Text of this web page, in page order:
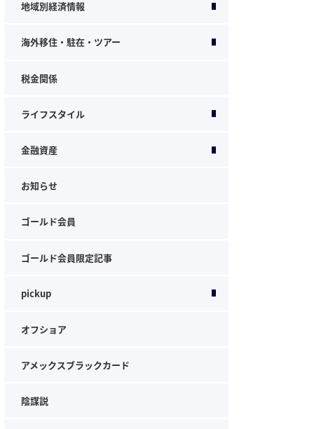
地域別経済情報
海外移住・駐在・ツアー
税金関係
ライフスタイル
金融資産
お知らせ
ゴールド会員
ゴールド会員限定記事
pickup
オフショア
アメックスブラックカード
陰謀説